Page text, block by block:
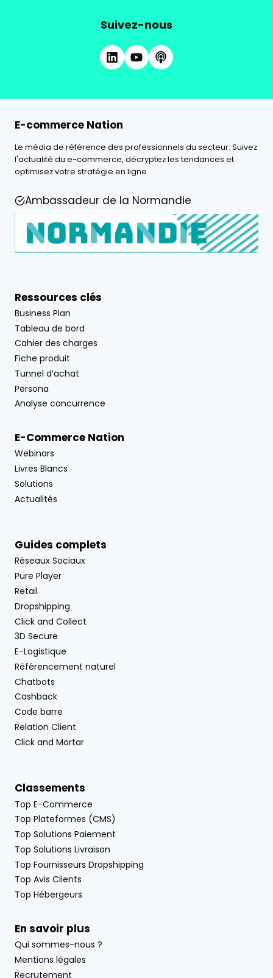
Suivez-nous
E-commerce Nation
Le média de référence des professionnels du secteur. Suivez
l'actualité du e-commerce, décryptez les tendances et
optimisez votre stratégie en ligne.
Ambassadeur de la Normandie
Ressources clés
Business Plan
Tableau de bord
Cahier des charges
Fiche produit
Tunnel d’achat
Persona
Analyse concurrence
E-Commerce Nation
Webinars
Livres Blancs
Solutions
Actualités
Guides complets
Réseaux Sociaux
Pure Player
Retail
Dropshipping
Click and Collect
3D Secure
E-Logistique
Référencement naturel
Chatbots
Cashback
Code barre
Relation Client
Click and Mortar
Classements
Top E-Commerce
Top Plateformes (CMS)
Top Solutions Paiement
Top Solutions Livraison
Top Fournisseurs Dropshipping
Top Avis Clients
Top Hébergeurs
En savoir plus
Qui sommes-nous ?
Mentions légales
Recrutement